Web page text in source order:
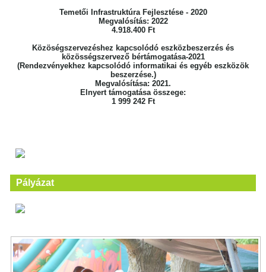
Temetői Infrastruktúra Fejlesztése - 2020
Megvalósítás: 2022
4.918.400 Ft
Közöségszervezéshez kapcsolódó eszközbeszerzés és
közösségszervező bértámogatása-2021
(Rendezvényekhez kapcsolódó informatikai és egyéb eszközök
beszerzése.)
Megvalósítása: 2021.
Elnyert támogatása összege:
1 999 242 Ft
Pályázat